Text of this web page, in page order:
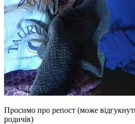
Просимо про репост (може
родичів)